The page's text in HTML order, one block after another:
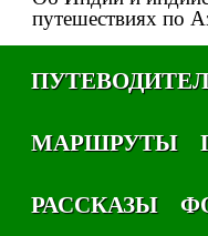
путешествиях по
МАРШРУТЫ
РАССКАЗЫ